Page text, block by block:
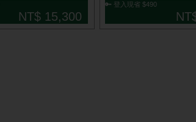
NT$ 15,300
🔑 登入現省 $490